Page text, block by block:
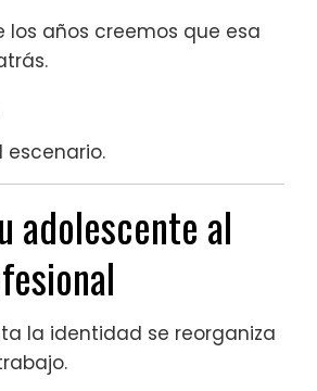
los años creemos que esa
escenario.
adolescente al
la identidad se reorganiza